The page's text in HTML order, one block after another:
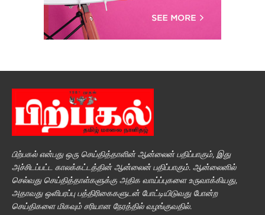
பிற்பகல் என்பது ஒரு செய்தித்தாளின் ஆன்லைன் பதிப்பாகும், இது
அச்சிடப்பட்ட காலக்கட்டத்தின் ஆன்லைன் பதிப்பாகும். ஆன்லைனில்
செல்வது செய்தித்தாள்களுக்கு அதிக வாய்ப்புகளை உருவாக்கியது,
அதாவது ஒளிபரப்பு பத்திரிகைகளுடன் போட்டியிடுவது போன்ற
செய்திகளை மிகவும் சரியான நேரத்தில் வழங்குவதில்.